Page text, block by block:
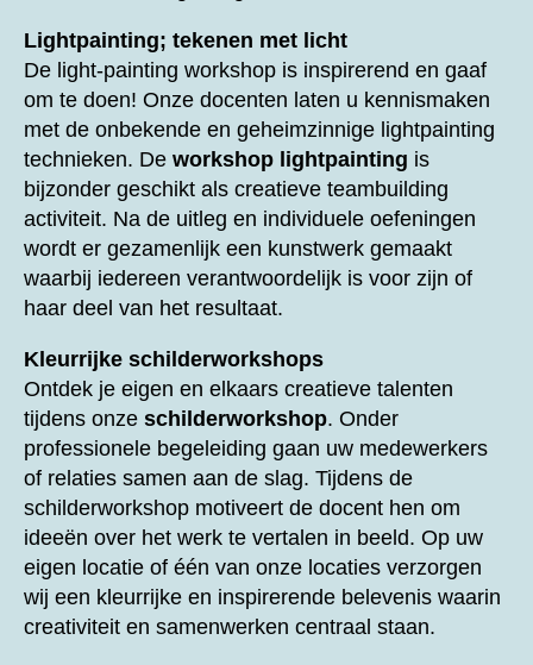
Lightpainting; tekenen met licht
De light-painting workshop is inspirerend en gaaf
om te doen! Onze docenten laten u kennismaken
met de onbekende en geheimzinnige lightpainting
technieken. De workshop lightpainting is
bijzonder geschikt als creatieve teambuilding
activiteit. Na de uitleg en individuele oefeningen
wordt er gezamenlijk een kunstwerk gemaakt
waarbij iedereen verantwoordelijk is voor zijn of
haar deel van het resultaat.
Kleurrijke schilderworkshops
Ontdek je eigen en elkaars creatieve talenten
tijdens onze schilderworkshop. Onder
professionele begeleiding gaan uw medewerkers
of relaties samen aan de slag. Tijdens de
schilderworkshop motiveert de docent hen om
ideeën over het werk te vertalen in beeld. Op uw
eigen locatie of één van onze locaties verzorgen
wij een kleurrijke en inspirerende belevenis waarin
creativiteit en samenwerken centraal staan.